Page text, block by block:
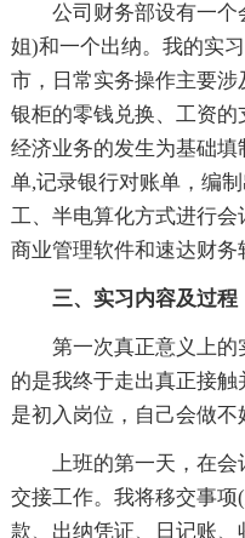
公司财务部设有一
姐)和一个出纳。我的实
市，日常实务操作主要
银柜的零钱兑换、工资
经济业务的发生为基础
单,记录银行对账单，编
工、半电算化方式进行
商业管理软件和速达财务
三、实习内容及过程
第一次真正意义上
的是我终于走出真正接
是初入岗位，自己会做不
上班的第一天，在会
交接工作。我将移交事
款、出纳凭证、日记账